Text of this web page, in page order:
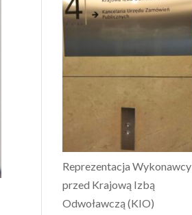
Reprezentacja Wykonawcy
przed Krajową Izbą
Odwoławczą (KIO)